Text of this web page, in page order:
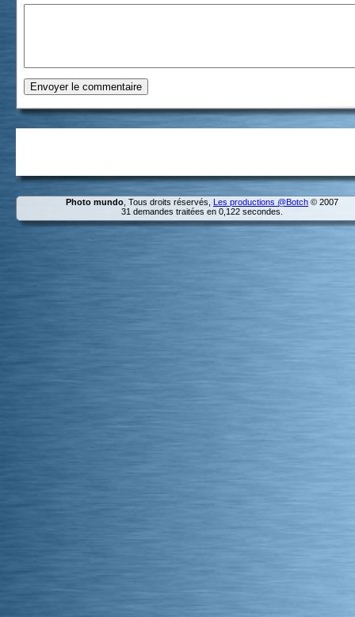
Photo mundo , Tous droits réservés, Les productions @Botch © 2007
31 demandes traitées en 0,122 secondes.